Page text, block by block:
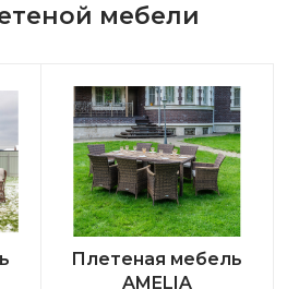
мебели
Плетеная мебель
AMELIA